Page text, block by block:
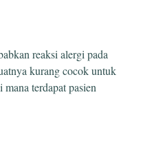
reaksi alergi pada
kurang cocok untuk
terdapat pasien